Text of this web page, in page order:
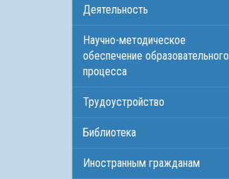
Деятельность
Научно-методическое
обеспечение образовательного
процесса
Трудоустройство
Библиотека
Иностранным гражданам